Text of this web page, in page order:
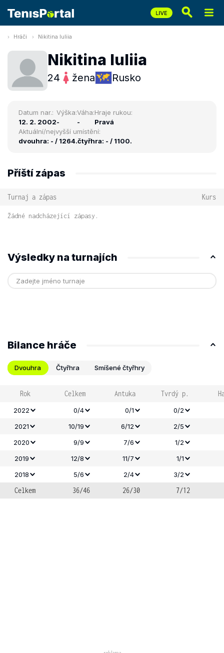
Hráči Nikitina Iuliia
Nikitina Iuliia
24 žena Rusko
Datum nar.:
12. 2. 2002
Výška:
-
Váha:
-
Hraje rukou:
Pravá
Aktuální/nejvyšší umístění:
dvouhra: - / 1264.čtyřhra: - / 1100.
Příští zápas
Turnaj a zápas Kurs
Žádné nadcházející zápasy.
Výsledky na turnajích
Bilance hráče
Dvouhra Čtyřhra Smíšené čtyřhry
Rok Celkem Antuka Tvrdý p.
2022 0/4 0/1
0/2
2021
10/19 6/12 2/5
2020
9/9 7/6
1/2
2019
12/8 11/7
1/1
2018
5/6 2/4 3/2
Celkem 36/46 26/30 7/12